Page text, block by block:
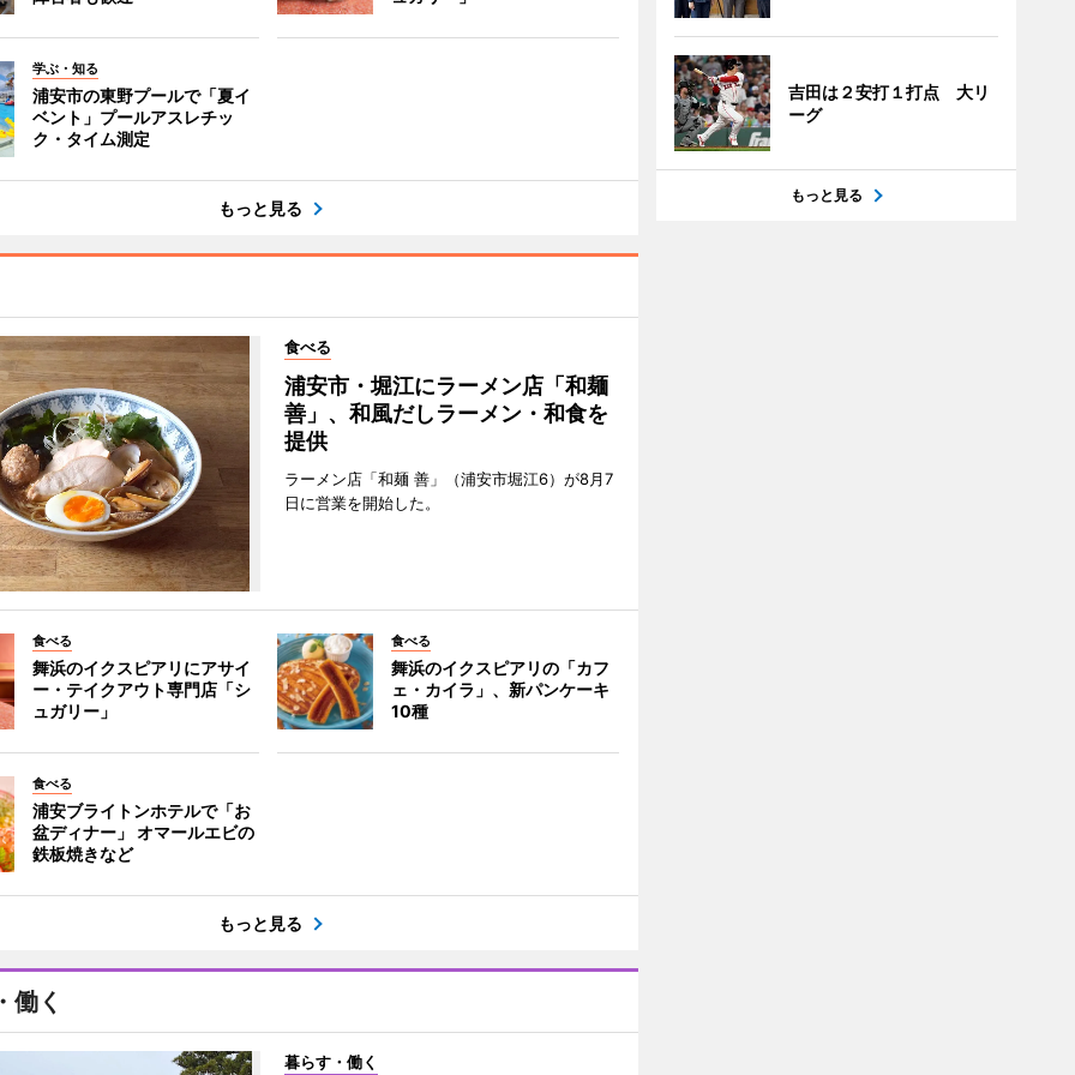
学ぶ・知る
浦安市の東野プールで「夏イ
ベント」プールアスレチッ
ク・タイム測定
もっと見る
食べる
浦安市・堀江にラーメン店「和麺
善」、和風だしラーメン・和食を
提供
ラーメン店「和麺 善」（浦安市堀江6）が8月7
日に営業を開始した。
食べる
舞浜のイクスピアリにアサイ
ー・テイクアウト専門店「シ
ュガリー」
食べる
舞浜のイクスピアリの「カフ
ェ・カイラ」、新パンケーキ
10種
食べる
浦安ブライトンホテルで「お
盆ディナー」 オマールエビの
鉄板焼きなど
もっと見る
働く
暮らす・働く
吉田は２安打１打点 大リ
ーグ
もっと見る